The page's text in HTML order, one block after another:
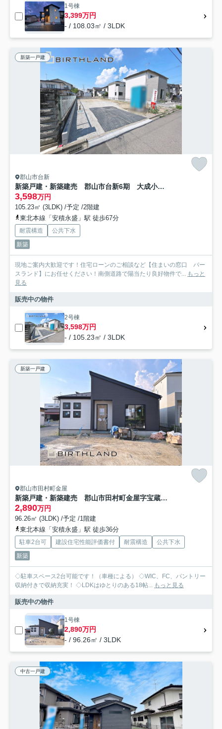
1号棟
3,399万円
- / 108.03㎡ / 3LDK
新築一戸建
郡山市台新
新築戸建・新築建売 郡山市台新6期 大成小学校・第一中学校
3,598万円
105.23㎡ (3LDK) /予定 /2階建
東北本線「安積永盛」駅 徒歩67分
耐震構造
公共下水
新築
現地ご案内大歓迎です！住宅ローンのご相談など【住まいの窓口 バー
スランド】にお任せください！南側道路で陽当たり良好物件で... もっと
見る
販売中の物件
2号棟
3,598万円
- / 105.23㎡ / 3LDK
新築一戸建
郡山市田村町金屋
新築戸建・新築建売 郡山市田村町金屋字宝蔵 高瀬小・高瀬中
2,890万円
96.26㎡ (3LDK) /予定 /1階建
東北本線「安積永盛」駅 徒歩36分
駐車2台可 建設住宅性能評価書付 耐震構造
公共下水
新築
◇駐車スペース2台可能です！（車種による） ◇WIC、FC、パントリー
収納付きで収納充実！ ◇LDKはゆとりのある18帖... もっと見る
販売中の物件
1号棟
2,890万円
- / 96.26㎡ / 3LDK
中古一戸建